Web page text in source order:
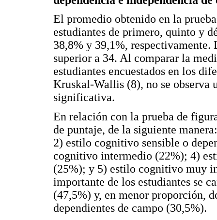
El promedio obtenido en la
estudiantes de primero, quinto y
38,8% y 39,1%,
superior a 34. Al comparar la
estudiantes encuestados en los
Kruskal-Wallis (8), no se observa
significativa.
En relación con la prueba de
de puntaje, de la siguiente
2) estilo cognitivo sensible o
cognitivo intermedio (22%); 4)
(25%); y 5) estilo cognitivo muy
importante de los estudiantes se
(47,5%) y, en menor proporción,
dependientes de campo (30,5%).